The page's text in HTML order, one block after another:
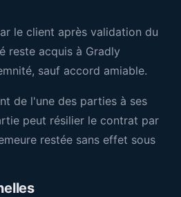
le client après validation du
reste acquis à Gradly
sauf accord amiable.
de l'une des parties à ses
peut résilier le contrat par
restée sans effet sous